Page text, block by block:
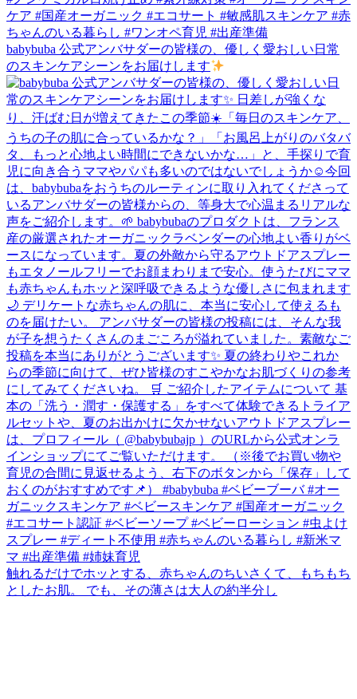
babybuba 公式アンバサダーの皆様の、優しく愛おしい日常
のスキンケアシーンをお届けします
触れるだけでホッとする、赤ちゃんのちいさくて、もちもち
としたお肌。 でも、その薄さは大人の約半分し